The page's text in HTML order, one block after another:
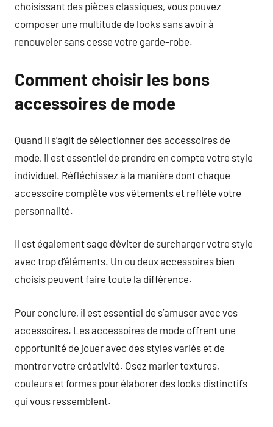
choisissant des pièces classiques, vous pouvez
composer une multitude de looks sans avoir à
renouveler sans cesse votre garde-robe.
Comment choisir les bons
accessoires de mode
Quand il s’agit de sélectionner des accessoires de
mode, il est essentiel de prendre en compte votre style
individuel. Réfléchissez à la manière dont chaque
accessoire complète vos vêtements et reflète votre
personnalité.
Il est également sage d’éviter de surcharger votre style
avec trop d’éléments. Un ou deux accessoires bien
choisis peuvent faire toute la différence.
Pour conclure, il est essentiel de s’amuser avec vos
accessoires. Les accessoires de mode offrent une
opportunité de jouer avec des styles variés et de
montrer votre créativité. Osez marier textures,
couleurs et formes pour élaborer des looks distinctifs
qui vous ressemblent.